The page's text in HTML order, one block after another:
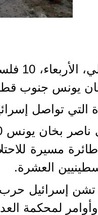
قتل
يونس جنوب
إسرائيل
مسيرة
العشرة.
7 أكتوبر 2023،
لمحكمة